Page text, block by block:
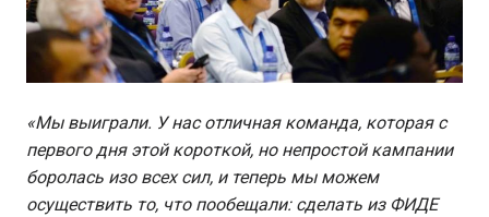
«Мы выиграли. У нас отличная команда, которая с
первого дня этой короткой, но непростой кампании
боролась изо всех сил, и теперь мы можем
осуществить то, что пообещали: сделать из ФИДЕ